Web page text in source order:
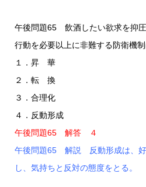
午後問題65 飲酒したい欲求を抑
行動を必要以上に非難する防衛機制
１．昇 華
２．転 換
３．合理化
４．反動形成
午後問題65 解答 ４
午後問題65 解説 反動形成は、好
し、気持ちと反対の態度をとる。